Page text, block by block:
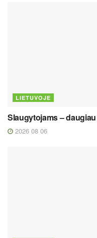
LIETUVOJE
Slaugytojams –
2026 08 06